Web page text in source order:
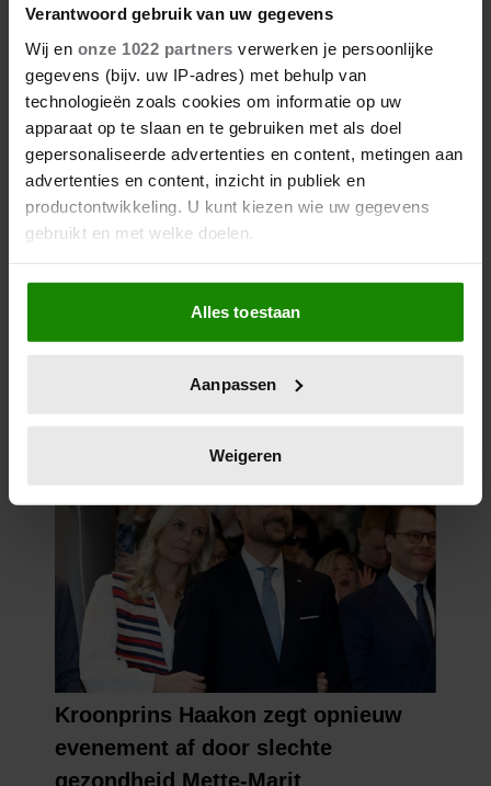
Verantwoord gebruik van uw gegevens
Wij en onze 1022 partners verwerken je persoonlijke
gegevens (bijv. uw IP-adres) met behulp van
technologieën zoals cookies om informatie op uw
apparaat op te slaan en te gebruiken met als doel
gepersonaliseerde advertenties en content, metingen aan
advertenties en content, inzicht in publiek en
productontwikkeling. U kunt kiezen wie uw gegevens
gebruikt en met welke doelen.
Als u het toestaat, willen we ook graag:
Informatie verzamelen over uw geografische
locatie, die tot een paar meter nauwkeurig kan zijn
scannen op specifieke eigenschappen (fingerprinting)
verwerkt en stel uw voorkeuren in het
intrekken in de Cookieverklaring.
We gebruiken cookies om content en advertenties te
personaliseren, om functies voor social media te bieden
en om ons websiteverkeer te analyseren. Ook delen we
informatie over uw gebruik van onze site met onze
partners voor social media, adverteren en analyse. Deze
partners kunnen deze gegevens combineren met andere
informatie die u aan ze heeft verstrekt of die ze hebben
verzameld op basis van uw gebruik van hun services. U
Alles toestaan
Aanpassen
Weigeren
27 april 2026
KONINGSPAAR TIJDENS
KONINGSDAG 2026